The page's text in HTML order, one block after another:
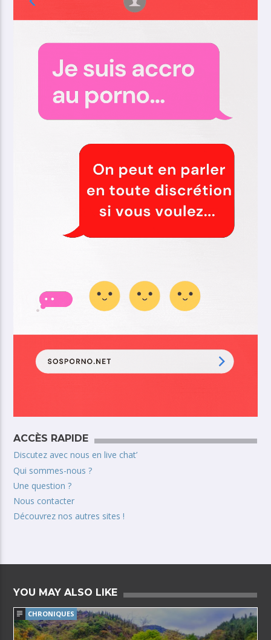
ACCÈS RAPIDE
Discutez avec nous en live chat’
Qui sommes-nous ?
Une question ?
Nous contacter
Découvrez nos autres sites !
YOU MAY ALSO LIKE
CHRONIQUES